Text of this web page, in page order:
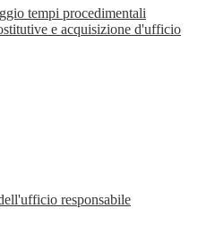
tempi procedimentali
e acquisizione d'ufficio
responsabile